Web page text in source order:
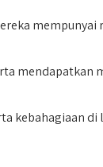
kebahagiaan